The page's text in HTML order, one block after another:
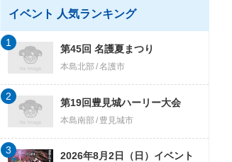
イベント 人気ランキング
第45回 名護夏まつり
本島北部 名護市
1
第19回豊見城ハーリー大会
本島南部 豊見城市
2
2026年8月2日（日）イベント
3